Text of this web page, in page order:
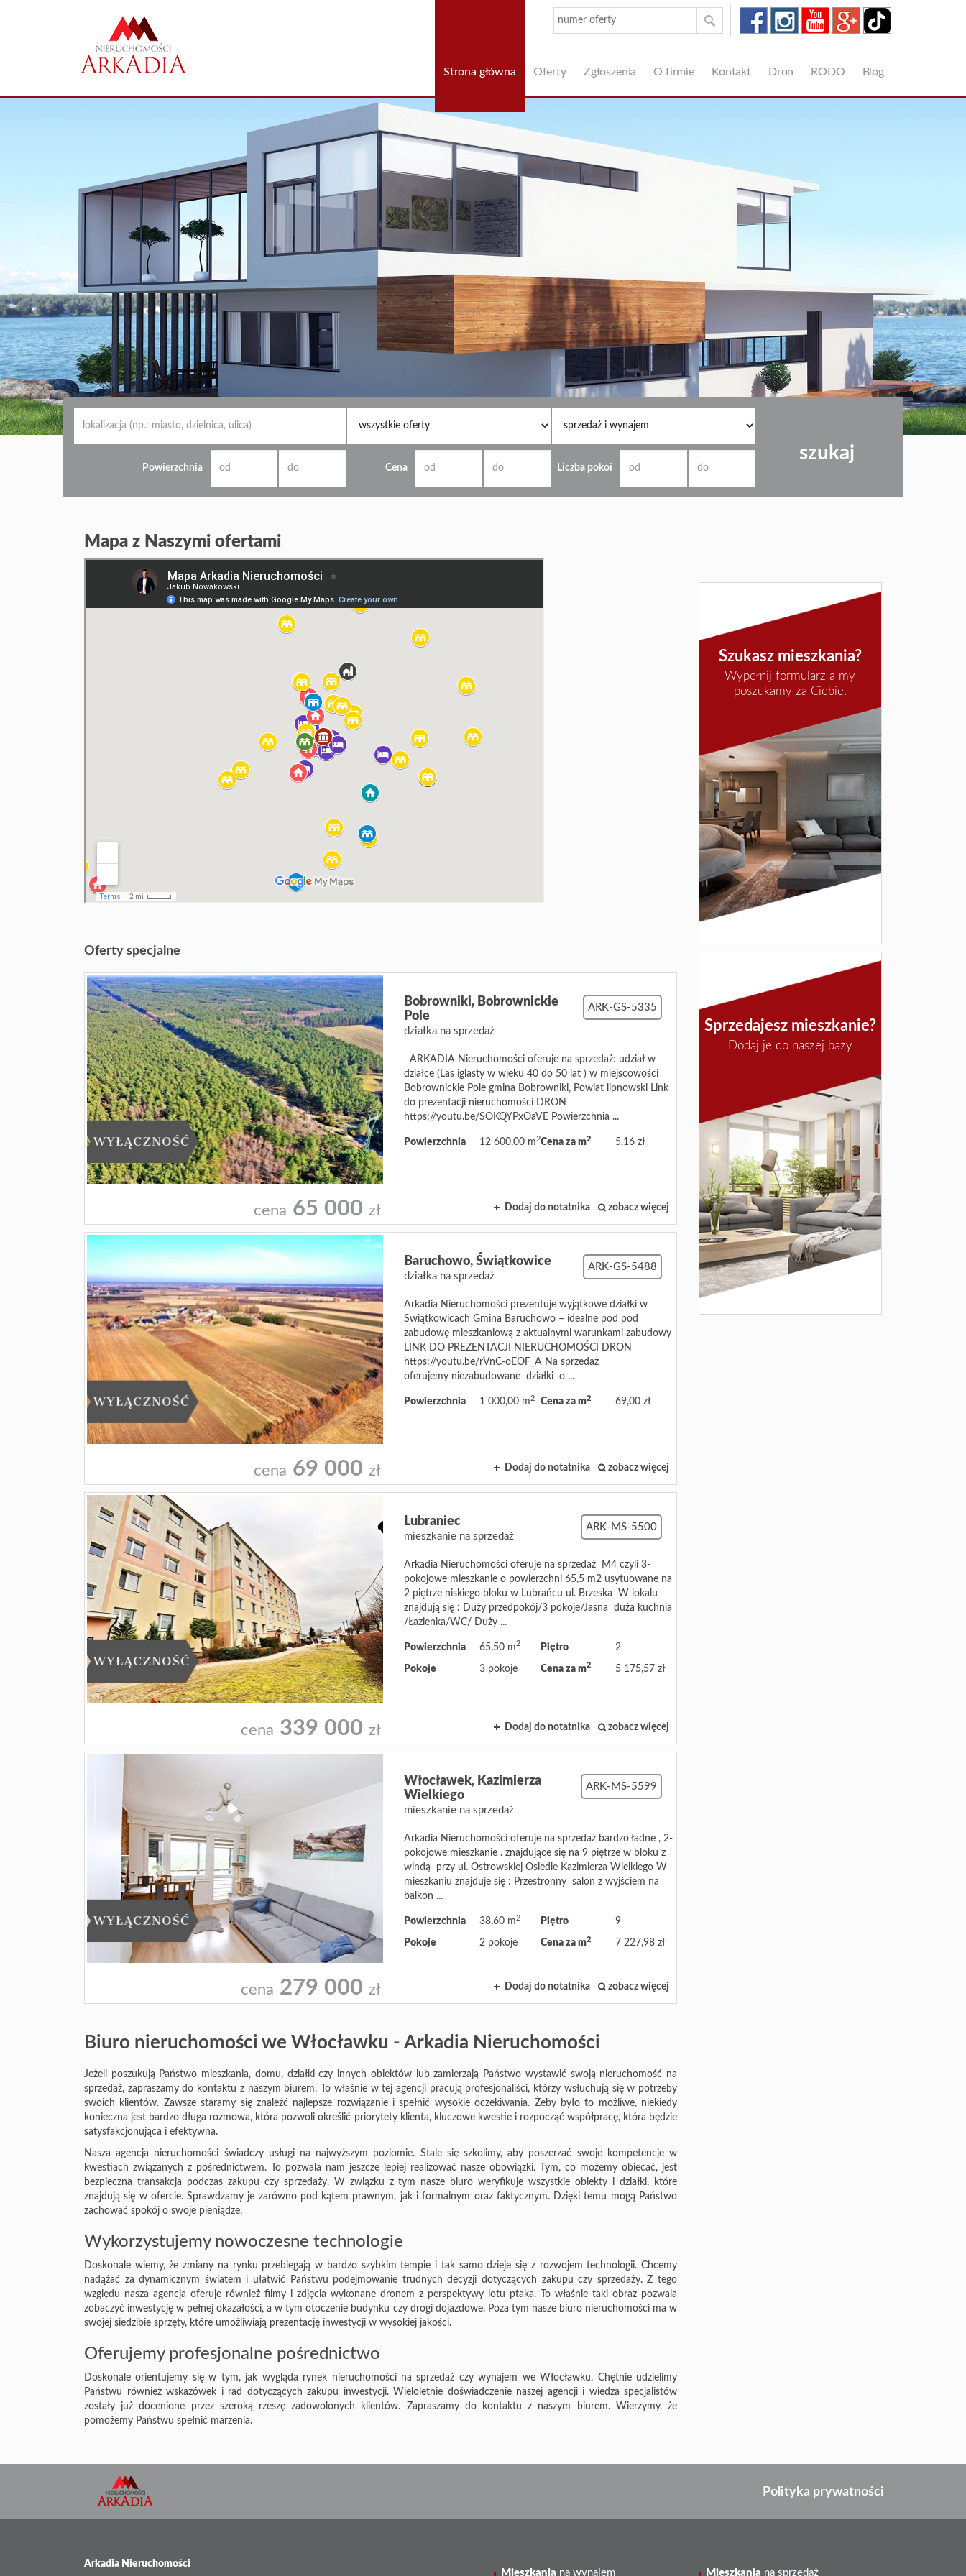
Strona główna Oferty Zgłoszenia O firmie Kontakt Dron RODO Blog
Powierzchnia Cena Liczba pokoi
Mapa z Naszymi ofertami
Oferty specjalne
Bobrowniki, Bobrownickie
Pole
działka na sprzedaż
ARK-GS-5335
ARKADIA Nieruchomości oferuje na sprzedaż: udział w
działce (Las iglasty w wieku 40 do 50 lat ) w miejscowości
Bobrownickie Pole gmina Bobrowniki, Powiat lipnowski Link
do prezentacji nieruchomości DRON
https://youtu.be/SOKQYPxOaVE Powierzchnia ...
Powierzchnia 12 600,00 m 2Cena za m2 5,16 zł
cena 65 000 zł Dodaj do notatnika zobacz więcej
Baruchowo, Świątkowice
działka na sprzedaż
ARK-GS-5488
Arkadia Nieruchomości prezentuje wyjątkowe działki w
Swiątkowicach Gmina Baruchowo – idealne pod pod
zabudowę mieszkaniową z aktualnymi warunkami zabudowy
LINK DO PREZENTACJI NIERUCHOMOŚCI DRON
https://youtu.be/rVnC-oEOF_A Na sprzedaż
oferujemy niezabudowane działki o ...
Powierzchnia 1 000,00 m2 Cena za m2 69,00 zł
cena 69 000 zł Dodaj do notatnika zobacz więcej
Lubraniec
mieszkanie na sprzedaż
ARK-MS-5500
Arkadia Nieruchomości oferuje na sprzedaż M4 czyli 3-
pokojowe mieszkanie o powierzchni 65,5 m2 usytuowane na
2 piętrze niskiego bloku w Lubrańcu ul. Brzeska W lokalu
znajdują się : Duży przedpokój/3 pokoje/Jasna duża kuchnia
/Łazienka/WC/ Duży ...
Powierzchnia 65,50 m2 Piętro 2
Pokoje 3 pokoje Cena za m2 5 175,57 zł
cena 339 000 zł Dodaj do notatnika zobacz więcej
Włocławek, Kazimierza
Wielkiego
mieszkanie na sprzedaż
ARK-MS-5599
Arkadia Nieruchomości oferuje na sprzedaż bardzo ładne , 2-
pokojowe mieszkanie . znajdujące się na 9 piętrze w bloku z
windą przy ul. Ostrowskiej Osiedle Kazimierza Wielkiego W
mieszkaniu znajduje się : Przestronny salon z wyjściem na
balkon ...
Powierzchnia 38,60 m 2 Piętro 9
Pokoje 2 pokoje Cena za m2 7 227,98 zł
cena 279 000 zł Dodaj do notatnika zobacz więcej
Szukasz mieszkania?
Wypełnij formularz a my
poszukamy za Ciebie.
Sprzedajesz mieszkanie?
Dodaj je do naszej bazy
Biuro nieruchomości we Włocławku - Arkadia Nieruchomości
Jeżeli poszukują Państwo mieszkania, domu, działki czy innych obiektów lub zamierzają Państwo wystawić swoją nieruchomość na
sprzedaż, zapraszamy do kontaktu z naszym biurem. To właśnie w tej agencji pracują profesjonaliści, którzy wsłuchują się w potrzeby
swoich klientów. Zawsze staramy się znaleźć najlepsze rozwiązanie i spełnić wysokie oczekiwania. Żeby było to możliwe, niekiedy
konieczna jest bardzo długa rozmowa, która pozwoli określić priorytety klienta, kluczowe kwestie i rozpocząć współpracę, która będzie
satysfakcjonująca i efektywna.
Nasza agencja nieruchomości świadczy usługi na najwyższym poziomie. Stale się szkolimy, aby poszerzać swoje kompetencje w
kwestiach związanych z pośrednictwem. To pozwala nam jeszcze lepiej realizować nasze obowiązki. Tym, co możemy obiecać, jest
bezpieczna transakcja podczas zakupu czy sprzedaży. W związku z tym nasze biuro weryfikuje wszystkie obiekty i działki, które
znajdują się w ofercie. Sprawdzamy je zarówno pod kątem prawnym, jak i formalnym oraz faktycznym. Dzięki temu mogą Państwo
zachować spokój o swoje pieniądze.
Wykorzystujemy nowoczesne technologie
Doskonale wiemy, że zmiany na rynku przebiegają w bardzo szybkim tempie i tak samo dzieje się z rozwojem technologii. Chcemy
nadążać za dynamicznym światem i ułatwić Państwu podejmowanie trudnych decyzji dotyczących zakupu czy sprzedaży. Z tego
względu nasza agencja oferuje również filmy i zdjęcia wykonane dronem z perspektywy lotu ptaka. To właśnie taki obraz pozwala
zobaczyć inwestycję w pełnej okazałości, a w tym otoczenie budynku czy drogi dojazdowe. Poza tym nasze biuro nieruchomości ma w
swojej siedzibie sprzęty, które umożliwiają prezentację inwestycji w wysokiej jakości.
Oferujemy profesjonalne pośrednictwo
Doskonale orientujemy się w tym, jak wygląda rynek nieruchomości na sprzedaż czy wynajem we Włocławku. Chętnie udzielimy
Państwu również wskazówek i rad dotyczących zakupu inwestycji. Wieloletnie doświadczenie naszej agencji i wiedza specjalistów
zostały już docenione przez szeroką rzeszę zadowolonych klientów. Zapraszamy do kontaktu z naszym biurem. Wierzymy, że
pomożemy Państwu spełnić marzenia.
Polityka prywatności
Arkadia Nieruchomości
Mieszkania na wynajem Mieszkania na sprzedaż